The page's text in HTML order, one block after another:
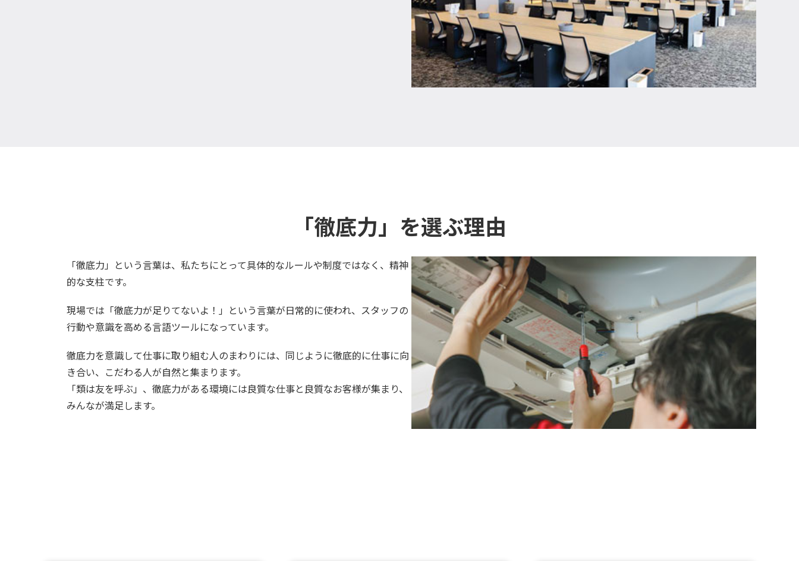
「徹底力」を選ぶ理由
「徹底力」という言葉は、私たちにとって具体的なルールや制度ではなく、精神
的な支柱です。
現場では「徹底力が足りてないよ！」という言葉が日常的に使われ、スタッフの
行動や意識を高める言語ツールになっています。
徹底力を意識して仕事に取り組む人のまわりには、同じように徹底的に仕事に向
き合い、こだわる人が自然と集まります。
「類は友を呼ぶ」、徹底力がある環境には良質な仕事と良質なお客様が集まり、
みんなが満足します。